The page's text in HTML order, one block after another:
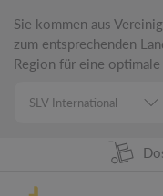
Sie kommen aus
zum entsprechenden
Region für eine optimale